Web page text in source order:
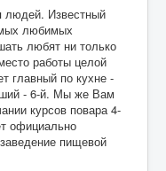
людей. Известный
любимых
любят ни только
работы целой
главный по кухне -
- 6-й. Мы же Вам
курсов повара 4-
официально
пищевой